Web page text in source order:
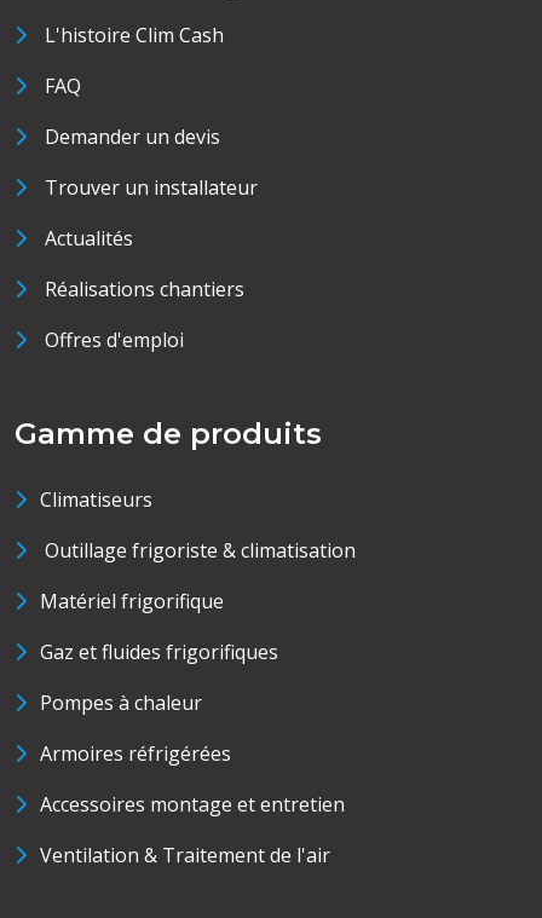
L'histoire Clim Cash
FAQ
Demander un devis
Trouver un installateur
Actualités
Réalisations chantiers
Offres d'emploi
Gamme de produits
Climatiseurs
Outillage frigoriste & climatisation
Matériel frigorifique
Gaz et fluides frigorifiques
Pompes à chaleur
Armoires réfrigérées
Accessoires montage et entretien
Ventilation & Traitement de l'air